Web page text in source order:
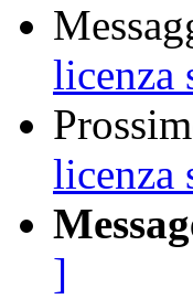
licenza
licenza
]